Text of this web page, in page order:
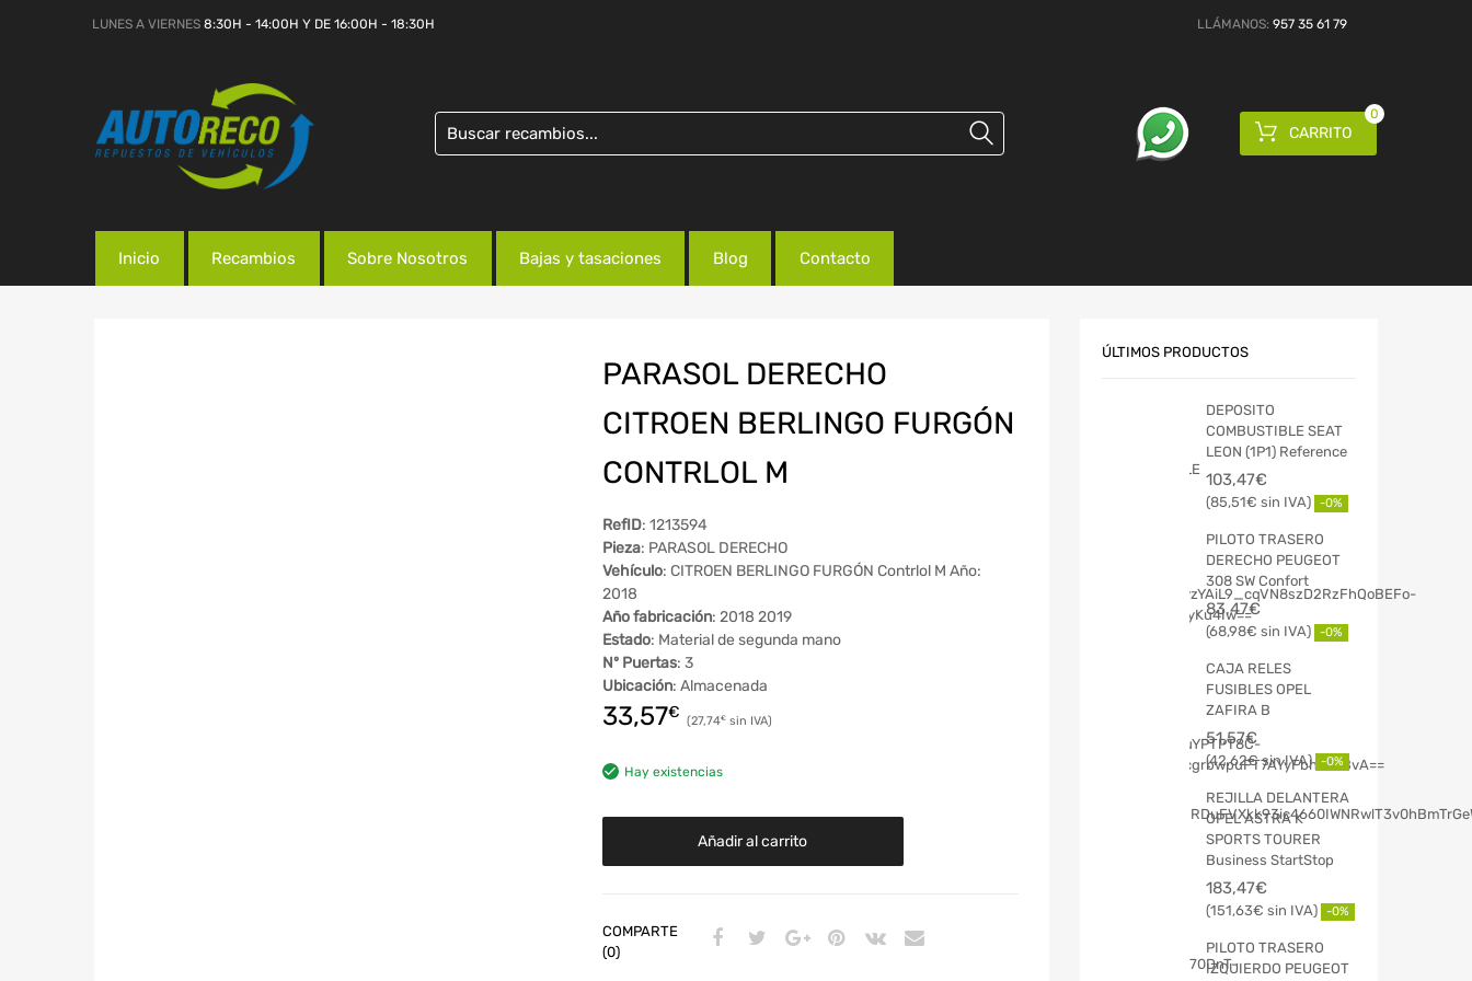
LUNES A VIERNES 8:30H - 14:00H Y DE 16:00H - 18:30H LLÁMANOS: 957 35 61 79
CARRITO
0
Inicio Recambios Sobre Nosotros Bajas y tasaciones Blog Contacto
PARASOL DERECHO
CITROEN BERLINGO FURGÓN
CONTRLOL M
RefID: 1213594
Pieza: PARASOL DERECHO
Vehículo: CITROEN BERLINGO FURGÓN Contrlol M Año:
2018
Año fabricación: 2018 2019
Estado: Material de segunda mano
Nº Puertas: 3
Ubicación: Almacenada
33,57€ 27,74€
Hay existencias
Añadir al carrito
COMPARTE
(0)
ÚLTIMOS PRODUCTOS
DEPOSITO
COMBUSTIBLE SEAT
LEON (1P1) Reference
103,47€
85,51€ -0%
PILOTO TRASERO
DERECHO PEUGEOT
308 SW Confort
83,47€
68,98€ -0%
CAJA RELES
FUSIBLES OPEL
ZAFIRA B
51,57€
42,62€ -0%
REJILLA DELANTERA
OPEL ASTRA K
SPORTS TOURER
Business StartStop
183,47€
151,63€ -0%
PILOTO TRASERO
IZQUIERDO PEUGEOT